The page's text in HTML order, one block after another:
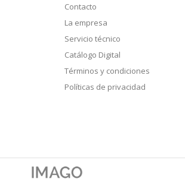
Contacto
La empresa
Servicio técnico
Catálogo Digital
Términos y condiciones
Políticas de privacidad